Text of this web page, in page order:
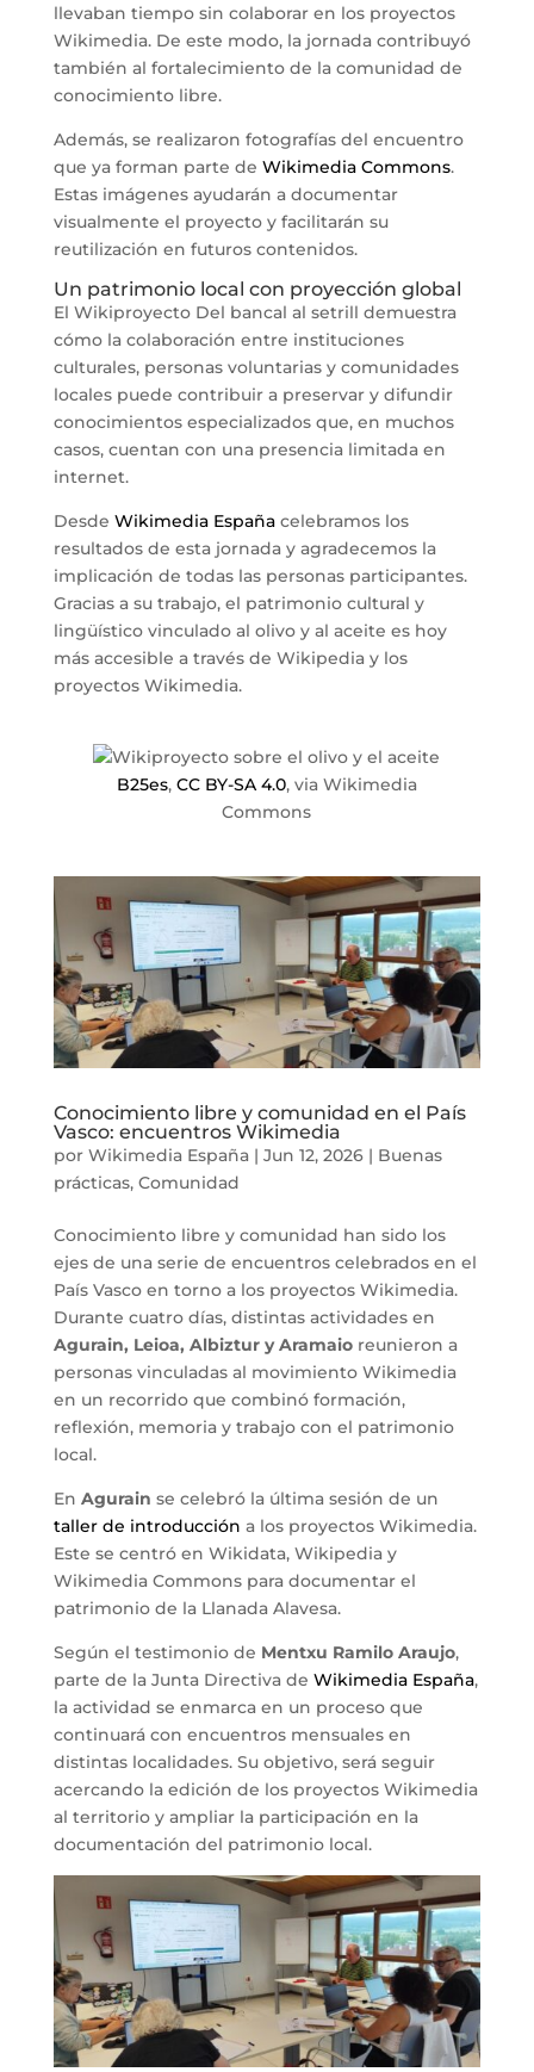
llevaban tiempo sin colaborar en los proyectos
Wikimedia. De este modo, la jornada contribuyó
también al fortalecimiento de la comunidad de
conocimiento libre.
Además, se realizaron fotografías del encuentro
que ya forman parte de Wikimedia Commons.
Estas imágenes ayudarán a documentar
visualmente el proyecto y facilitarán su
reutilización en futuros contenidos.
Un patrimonio local con proyección global
El Wikiproyecto Del bancal al setrill demuestra
cómo la colaboración entre instituciones
culturales, personas voluntarias y comunidades
locales puede contribuir a preservar y difundir
conocimientos especializados que, en muchos
casos, cuentan con una presencia limitada en
internet.
Desde Wikimedia Españacelebramos los
resultados de esta jornada y agradecemos la
implicación de todas las personas participantes.
Gracias a su trabajo, el patrimonio cultural y
lingüístico vinculado al olivo y al aceite es hoy
más accesible a través de Wikipedia y los
proyectos Wikimedia.
B25es, CC BY-SA 4.0, via Wikimedia
Commons
Conocimiento libre y comunidad en el País
Vasco: encuentros Wikimedia
por Wikimedia España| Jun 12, 2026| Buenas
prácticas, Comunidad
Conocimiento libre y comunidad han sido los
ejes de una serie de encuentros celebrados en el
País Vasco en torno a los proyectos Wikimedia.
Durante cuatro días, distintas actividades en
Agurain, Leioa, Albiztur y Aramaioreunieron a
personas vinculadas al movimiento Wikimedia
en un recorrido que combinó formación,
reflexión, memoria y trabajo con el patrimonio
local.
En Agurain se celebró la última sesión de un
taller de introducción a los proyectos Wikimedia.
Este se centró en Wikidata, Wikipedia y
Wikimedia Commons para documentar el
patrimonio de la Llanada Alavesa.
Según el testimonio de Mentxu Ramilo Araujo,
parte de la Junta Directiva de Wikimedia España,
la actividad se enmarca en un proceso que
continuará con encuentros mensuales en
distintas localidades. Su objetivo, será seguir
acercando la edición de los proyectos Wikimedia
al territorio y ampliar la participación en la
documentación del patrimonio local.